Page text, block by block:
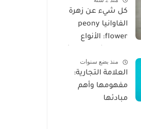
كل شيء عن زهرة
الفاوانيا peony
flower: الأنواع
الزراعة
منذ بضع سنوات
العلامة التجارية:
مفهومها وأهم
مبادئها